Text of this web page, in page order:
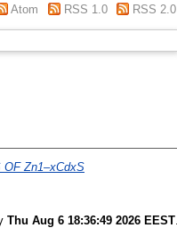
Atom RSS 1.0 RSS 2.0
OF Zn1–xCdxS
Thu Aug 6 18:36:49 2026 EEST